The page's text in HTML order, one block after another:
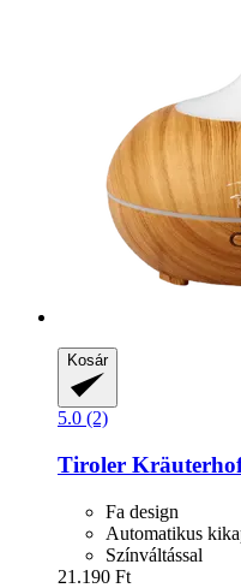
Kosár
5.0 (2)
Tiroler
Fa design
Automatikus
Színváltással
21.190 Ft